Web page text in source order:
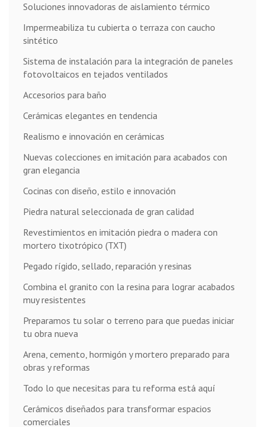
Soluciones innovadoras de aislamiento térmico
Impermeabiliza tu cubierta o terraza con caucho
sintético
Sistema de instalación para la integración de paneles
fotovoltaicos en tejados ventilados
Accesorios para baño
Cerámicas elegantes en tendencia
Realismo e innovación en cerámicas
Nuevas colecciones en imitación para acabados con
gran elegancia
Cocinas con diseño, estilo e innovación
Piedra natural seleccionada de gran calidad
Revestimientos en imitación piedra o madera con
mortero tixotrópico (TXT)
Pegado rígido, sellado, reparación y resinas
Combina el granito con la resina para lograr acabados
muy resistentes
Preparamos tu solar o terreno para que puedas iniciar
tu obra nueva
Arena, cemento, hormigón y mortero preparado para
obras y reformas
Todo lo que necesitas para tu reforma está aquí
Cerámicos diseñados para transformar espacios
comerciales